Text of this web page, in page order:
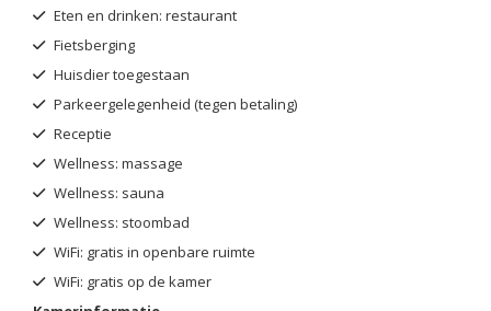
Eten en drinken: restaurant
Fietsberging
Huisdier toegestaan
Parkeergelegenheid (tegen betaling)
Receptie
Wellness: massage
Wellness: sauna
Wellness: stoombad
WiFi: gratis in openbare ruimte
WiFi: gratis op de kamer